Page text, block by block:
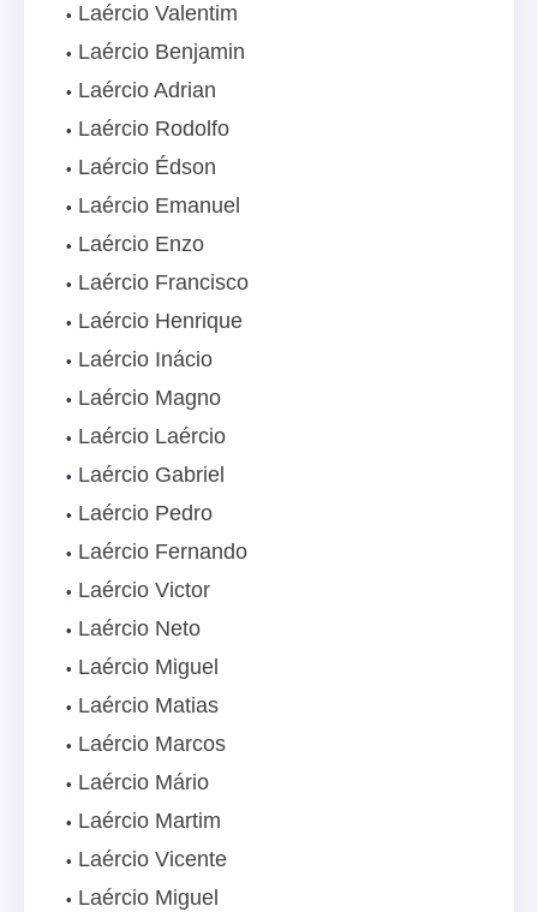
Laércio Valentim
Laércio Benjamin
Laércio Adrian
Laércio Rodolfo
Laércio Édson
Laércio Emanuel
Laércio Enzo
Laércio Francisco
Laércio Henrique
Laércio Inácio
Laércio Magno
Laércio Laércio
Laércio Gabriel
Laércio Pedro
Laércio Fernando
Laércio Victor
Laércio Neto
Laércio Miguel
Laércio Matias
Laércio Marcos
Laércio Mário
Laércio Martim
Laércio Vicente
Laércio Miguel